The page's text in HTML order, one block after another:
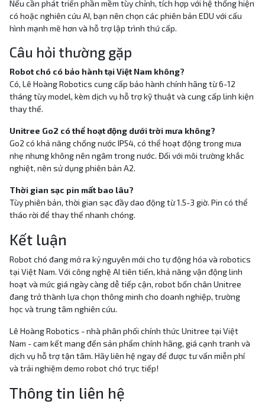
Nếu cần phát triển phần mềm tùy chỉnh, tích hợp với hệ thống hiện
có hoặc nghiên cứu AI, bạn nên chọn các phiên bản EDU với cấu
hình mạnh mẽ hơn và hỗ trợ lập trình thứ cấp.
Câu hỏi thường gặp
Robot chó có bảo hành tại Việt Nam không?
Có, Lê Hoàng Robotics cung cấp bảo hành chính hãng từ 6-12
tháng tùy model, kèm dịch vụ hỗ trợ kỹ thuật và cung cấp linh kiện
thay thế.
Unitree Go2 có thể hoạt động dưới trời mưa không?
Go2 có khả năng chống nước IP54, có thể hoạt động trong mưa
nhẹ nhưng không nên ngâm trong nước. Đối với môi trường khắc
nghiệt, nên sử dụng phiên bản A2.
Thời gian sạc pin mất bao lâu?
Tùy phiên bản, thời gian sạc đầy dao động từ 1.5-3 giờ. Pin có thể
tháo rời để thay thế nhanh chóng.
Kết luận
Robot chó đang mở ra kỷ nguyên mới cho tự động hóa và robotics
tại Việt Nam. Với công nghệ AI tiên tiến, khả năng vận động linh
hoạt và mức giá ngày càng dễ tiếp cận, robot bốn chân Unitree
đang trở thành lựa chọn thông minh cho doanh nghiệp, trường
học và trung tâm nghiên cứu.
Lê Hoàng Robotics - nhà phân phối chính thức Unitree tại Việt
Nam - cam kết mang đến sản phẩm chính hãng, giá cạnh tranh và
dịch vụ hỗ trợ tận tâm. Hãy liên hệ ngay để được tư vấn miễn phí
và trải nghiệm demo robot chó trực tiếp!
Thông tin liên hệ